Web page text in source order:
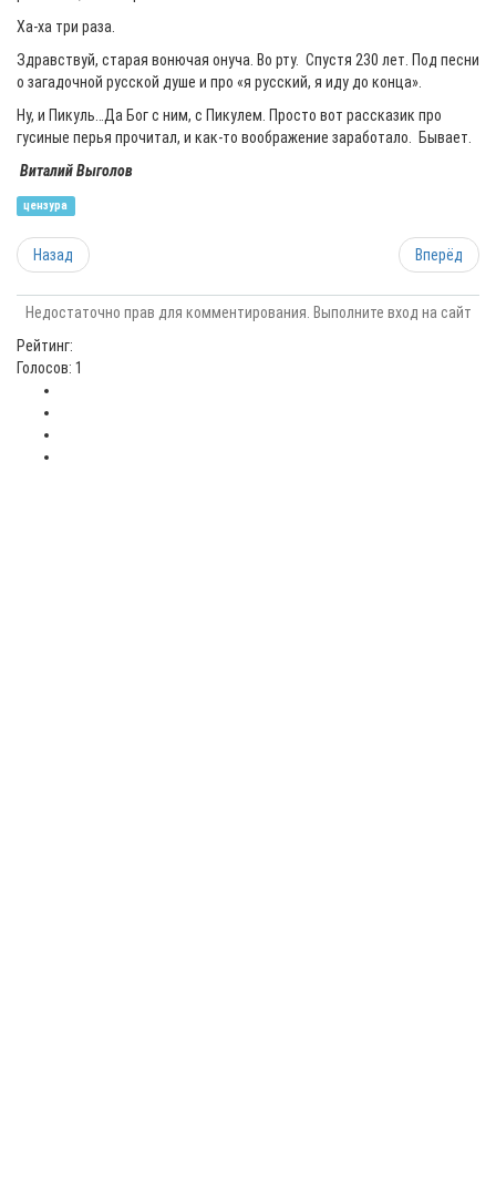
Ха-ха три раза.
Здравствуй, старая вонючая онуча. Во рту. Спустя 230 лет. Под песни
о загадочной русской душе и про «я русский, я иду до конца».
Ну, и Пикуль…Да Бог с ним, с Пикулем. Просто вот рассказик про
гусиные перья прочитал, и как-то воображение заработало. Бывает.
Виталий Выголов
цензура
Назад Вперёд
Недостаточно прав для комментирования. Выполните вход на сайт
Рейтинг:
Голосов: 1